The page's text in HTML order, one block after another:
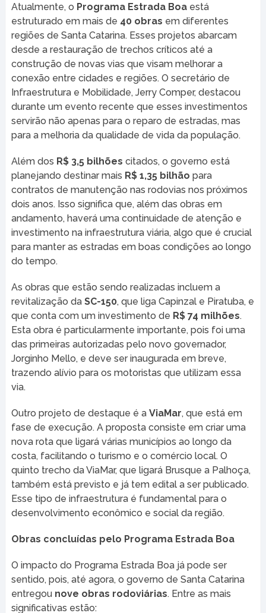
Atualmente, o Programa Estrada Boaestá
estruturado em mais de 40 obras em diferentes
regiões de Santa Catarina. Esses projetos abarcam
desde a restauração de trechos críticos até a
construção de novas vias que visam melhorar a
conexão entre cidades e regiões. O secretário de
Infraestrutura e Mobilidade, Jerry Comper, destacou
durante um evento recente que esses investimentos
servirão não apenas para o reparo de estradas, mas
para a melhoria da qualidade de vida da população.
Além dos R$ 3,5 bilhões citados, o governo está
planejando destinar mais R$ 1,35 bilhão para
contratos de manutenção nas rodovias nos próximos
dois anos. Isso significa que, além das obras em
andamento, haverá uma continuidade de atenção e
investimento na infraestrutura viária, algo que é crucial
para manter as estradas em boas condições ao longo
do tempo.
As obras que estão sendo realizadas incluem a
revitalização da SC-150, que liga Capinzal e Piratuba, e
que conta com um investimento de R$ 74 milhões.
Esta obra é particularmente importante, pois foi uma
das primeiras autorizadas pelo novo governador,
Jorginho Mello, e deve ser inaugurada em breve,
trazendo alívio para os motoristas que utilizam essa
via.
Outro projeto de destaque é a ViaMar, que está em
fase de execução. A proposta consiste em criar uma
nova rota que ligará várias municípios ao longo da
costa, facilitando o turismo e o comércio local. O
quinto trecho da ViaMar, que ligará Brusque a Palhoça,
também está previsto e já tem edital a ser publicado.
Esse tipo de infraestrutura é fundamental para o
desenvolvimento econômico e social da região.
Obras concluídas pelo Programa Estrada Boa
O impacto do Programa Estrada Boa já pode ser
sentido, pois, até agora, o governo de Santa Catarina
entregou nove obras rodoviárias. Entre as mais
significativas estão: